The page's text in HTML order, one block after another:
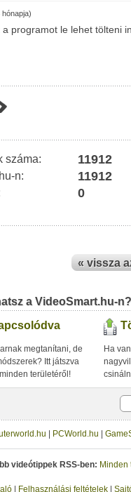
a programot le lehet tölteni
száma: 11912
n: 11912
0
« vissza
a VideoSmart.hu-n?
megtanítani, de
Itt játszva
területéről!
Ha
PCWorld.hu
videótippek RSS-ben: Minden
Felhasználási feltételek